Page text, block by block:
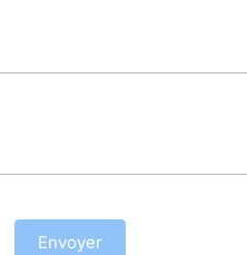
Envoyer